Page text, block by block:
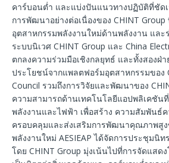
คาร์บอนต่ำ และแบ่งปันแนวทางปฏิบัติที่ชัด
การพัฒนาอย่างต่อเนื่องของ CHINT Group
อุตสาหกรรมพลังงานใหม่ด้านพลังงาน แล
ระบบนิเวศ CHINT Group และ China
ตกลงความร่วมมือเชิงกลยุทธ์ และทั้งสองฝ่า
ประโยชน์จากแพลตฟอร์มอุตสาหกรรมของ
Council รวมถึงการวิจัยและพัฒนาของ
ความสามารถด้านเทคโนโลยีแอปพลิเคชัน
พลังงานและไฟฟ้า เพื่อสร้าง ความสัมพันธ์
ครอบคลุมและส่งเสริมการพัฒนาคุณภาพสู
พลังงานใหม่ AESIEAP ได้จัดการประชุมนิ
โดย CHINT Group มุ่งเน้นไปที่การจัดแส